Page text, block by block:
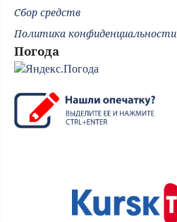
Сбор средств
Политика конфиденциальности
Погода